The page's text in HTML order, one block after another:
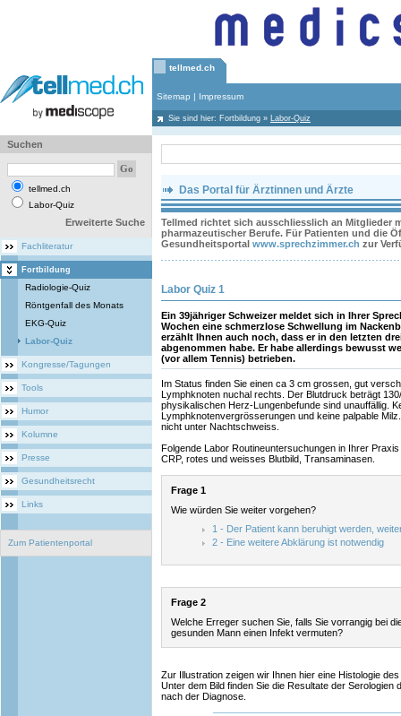
tellmed.ch
Sitemap | Impressum
Sie sind hier: Fortbildung » Labor-Quiz
Suchen
tellmed.ch
Labor-Quiz
Erweiterte Suche
Fachliteratur
Fortbildung
Radiologie-Quiz
Röntgenfall des Monats
EKG-Quiz
Labor-Quiz
Kongresse/Tagungen
Tools
Humor
Kolumne
Presse
Gesundheitsrecht
Links
Zum Patientenportal
Das Portal für Ärztinnen und Ärzte
Tellmed richtet sich ausschliesslich an Mitglieder
pharmazeutischer Berufe. Für Patienten und die
Gesundheitsportal www.sprechzimmer.ch zur
Labor Quiz 1
Ein 39jähriger Schweizer meldet sich in Ihrer
Wochen eine schmerzlose Schwellung im
erzählt Ihnen auch noch, dass er in den letzten
abgenommen habe. Er habe allerdings bewusst
(vor allem Tennis) betrieben.
Im Status finden Sie einen ca 3 cm grossen, gut
Lymphknoten nuchal rechts. Der Blutdruck beträgt
physikalischen Herz-Lungenbefunde sind unauffällig.
Lymphknotenvergrösserungen und keine palpable
nicht unter Nachtschweiss.
Folgende Labor Routineuntersuchungen in Ihrer
CRP, rotes und weisses Blutbild, Transaminasen.
Frage 1
Wie würden Sie weiter vorgehen?
1 - Der Patient kann beruhigt werden,
2 - Eine weitere Abklärung ist notwendig
Frage 2
Welche Erreger suchen Sie, falls Sie vorrangig bei
gesunden Mann einen Infekt vermuten?
Zur Illustration zeigen wir Ihnen hier eine Histologie
Unter dem Bild finden Sie die Resultate der Serologien
nach der Diagnose.